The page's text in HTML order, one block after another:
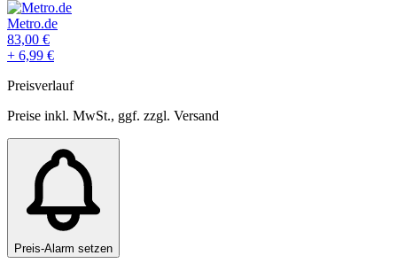
Metro.de
83,00 €
+ 6,99 €
Preisverlauf
Preise inkl. MwSt., ggf. zzgl. Versand
Preis-Alarm setzen